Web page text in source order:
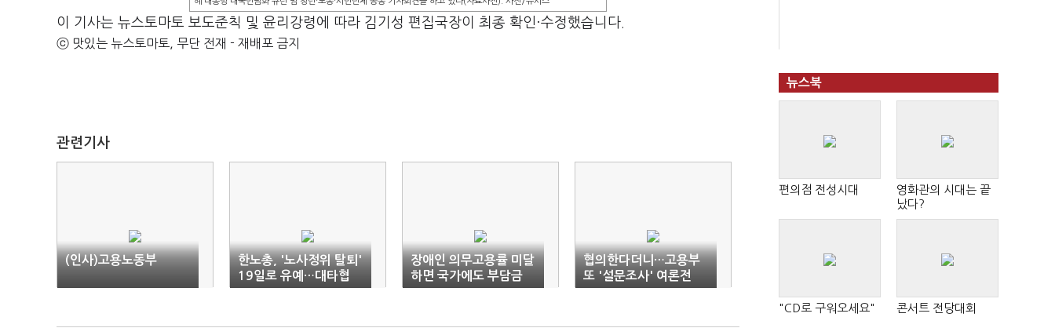
이 기사는 뉴스토마토 보도준칙 및 윤리강령에 따라 김기성 편집국장이 최종 확인·수정했습니다.
ⓒ 맛있는 뉴스토마토, 무단 전재 - 재배포 금지
관련기사
(인사)고용노동부
한노총, '노사정위 탈퇴'
19일로 유예…대타협
파탄선언
장애인 의무고용률 미달
하면 국가에도 부담금
부과
협의한다더니…고용부
또 '설문조사' 여론전
뉴스북
편의점 전성시대
영화관의 시대는 끝
났다?
"CD로 구워오세요" 콘서트 전당대회